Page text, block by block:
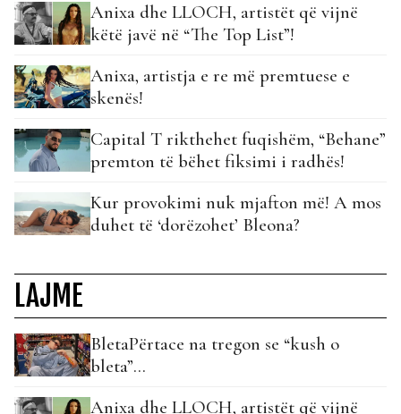
Anixa dhe LLOCH, artistët që vijnë
këtë javë në “The Top List”!
Anixa, artistja e re më premtuese e
skenës!
Capital T rikthehet fuqishëm, “Behane”
premton të bëhet fiksimi i radhës!
Kur provokimi nuk mjafton më! A mos
duhet të ‘dorëzohet’ Bleona?
LAJME
BletaPërtace na tregon se “kush o
bleta”…
Anixa dhe LLOCH, artistët që vijnë